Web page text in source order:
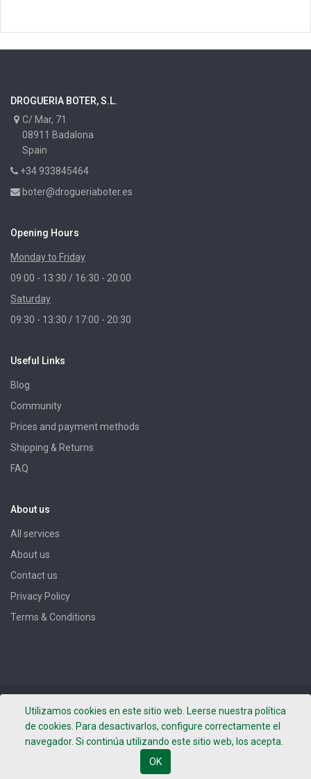
Utilizamos cookies en este sitio web. Leerse nuestra política
de cookies. Para desactivarlos, configure correctamente el
navegador. Si continúa utilizando este sitio web, los acepta.
OK
DROGUERIA BOTER, S.L.
C/ Mar, 71
08911 Badalona
Spain
+34 933845464
boter@drogueriaboter.es
Opening Hours
Monday to Friday
09:00 - 13:30 / 16:30 - 20:00
Saturday
09:30 - 13:30 / 17:00 - 20:30
Useful Links
Blog
Community
Prices and payment methods
Shipping & Returns
FAQ
About us
All services
About us
Contact us
Privacy Policy
Terms & Conditions
Copyright © DROGUERIA BOTER, S.L.
- Photos by Leafhopper
Project -Terms of use - Privacy Policy Legal notice
English (UK)